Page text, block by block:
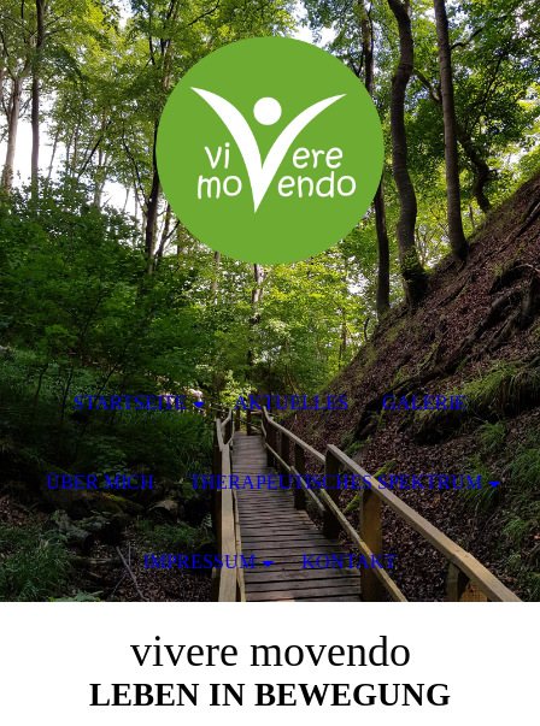
vivere movendo
LEBEN IN BEWEGUNG
STARTSEITE AKTUELLES GALERIE
ÜBER MICH THERAPEUTISCHES SPEKTRUM
IMPRESSUM KONTAKT